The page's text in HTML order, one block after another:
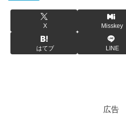
X Misskey
はてブ LINE
広告